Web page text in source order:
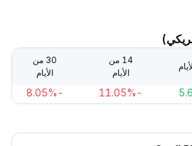
14 من
الأيام
30 من
الأيام
-11.05%
-8.05%